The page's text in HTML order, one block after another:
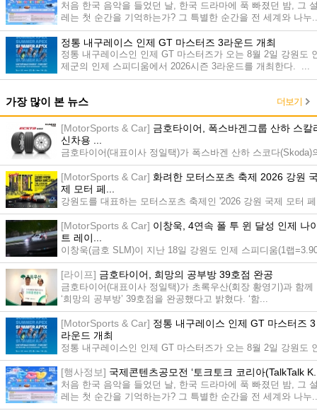
처음 한국 음악을 들었던 날, 한국 드라마에 푹 빠졌던 밤, 그
레는 첫 순간을 기억하는가? 그 특별한 순간을 전 세계와 나누
정통 내구레이스 인제 GT 마스터즈 3라운드 개최
정통 내구레이스인 인제 GT 마스터즈가 오는 8월 2일 강원도
제군의 인제 스피디움에서 2026시즌 3라운드를 개최한다. ...
가장 많이 본 뉴스 더보기
[MotorSports & Car] 금호타이어, 폭스바겐그룹 산하 스칼
신차용 ...
금호타이어(대표이사 정일택)가 폭스바겐 산하 스코다(Skoda)
‘스칼라(Scala)’에 신차용 타이어(OE. Original Equipment)로 ...
[MotorSports & Car] 화려한 모터스포츠 축제 2026 강원
제 모터 페...
강원도를 대표하는 모터스포츠 축제인 '2026 강원 국제 모터 페
스타'가 더욱 풍성해진 콘텐츠와 함께 한여름 밤의 서킷을 뜨겁
게...
[MotorSports & Car] 이창욱, 4연속 폴 투 윈 달성 인제 나
트 레이...
이창욱(금호 SLM)이 지난 18일 강원도 인제 스피디움(1랩
8km)에서 열린 '2026 강원 국제 모터 페스타'의 메인 이벤트인
0...
[라이프] 금호타이어, 희망의 공부방 39호점 완공
금호타이어(대표이사 정일택)가 초록우산(회장 황영기)과 함께
‘희망의 공부방’ 39호점을 완공했다고 밝혔다. ‘함...
[MotorSports & Car] 정통 내구레이스 인제 GT 마스터즈 3
라운드 개최
정통 내구레이스인 인제 GT 마스터즈가 오는 8월 2일 강원도
제군의 인제 스피디움에서 2026시즌 3라운드를 개최한다. ...
[행사정보] 국제콘텐츠공모전 ‘토크토크 코리아(TalkTalk
처음 한국 음악을 들었던 날, 한국 드라마에 푹 빠졌던 밤, 그
레는 첫 순간을 기억하는가? 그 특별한 순간을 전 세계와 나누